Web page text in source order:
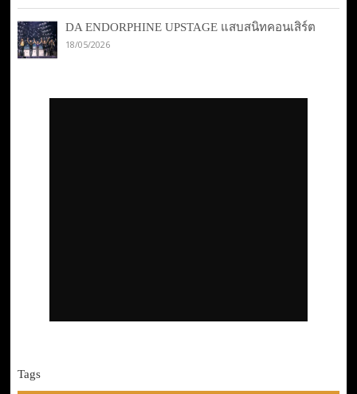
DA ENDORPHINE UPSTAGE แสบสนิทคอนเสิร์ต
18/05/2026
Tags